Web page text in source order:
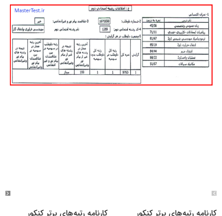
کارنامه رتبه‌های برتر کنکور
کارنامه رتبه‌های برتر کنکور